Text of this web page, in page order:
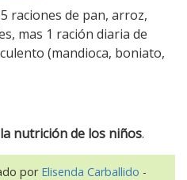
raciones de pan, arroz,
mas 1 ración diaria de
(mandioca, boniato,
nutrición de los niños.
por Elisenda Carballido -